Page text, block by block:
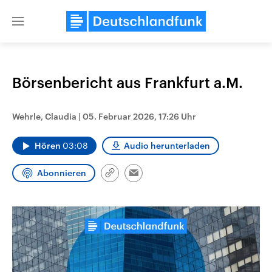
Close
Landtagswahl Sachsen-Anhalt
2026
Alle Informationen
Sachsen-Anhalt wählt am 6.
September 2026 einen neuen
Landtag. Seit 2021 wird das
Bundesland von einer Koalition aus
USA
Aktuelle Beiträge,
Hintergründe
Wirtschaftlich und
gehören die Vereinigten
den mächtigsten Ländern
mit großem Einfluss auf
Börsenbericht aus Frankfurt a.M.
Wehrle, Claudia | 05. Februar 2026, 17:26 Uhr
Hören 03:08 Audio herunterladen
Abonnieren
Link
Email